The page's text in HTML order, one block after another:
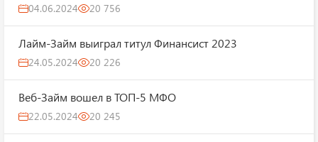
04.06.2024 20 756
Лайм-Займ выиграл титул Финансист 2023
24.05.2024 20 226
Веб-Займ вошел в ТОП-5 МФО
22.05.2024 20 245